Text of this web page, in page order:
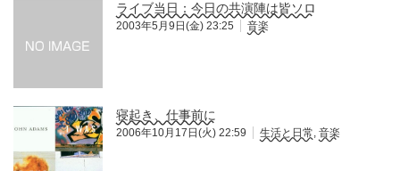
ライブ当日：今日の共演陣は皆ソロ
2003年5月9日(金) 23:25 音楽
寝起き、仕事前に
2006年10月17日(火) 22:59 生活と日常, 音楽